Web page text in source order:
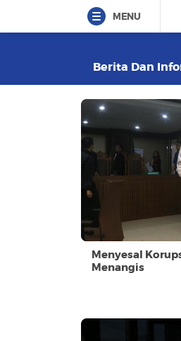
MENU
Berita Dan
Menyesal
Menangis